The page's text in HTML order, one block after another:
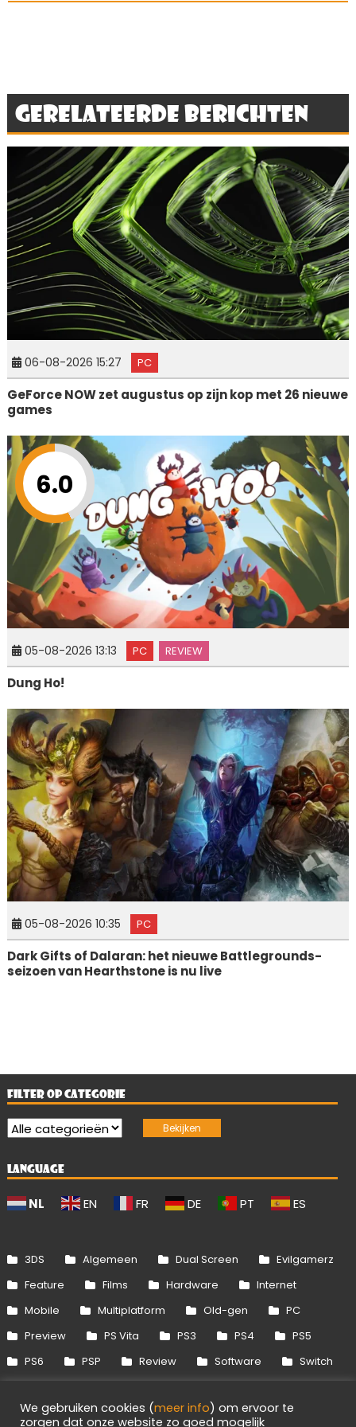
Gerelateerde berichten
06-08-2026 15:27 PC
GeForce NOW zet augustus op zijn kop met 26 nieuwe
games
6.0
05-08-2026 13:13 PC REVIEW
Dung Ho!
05-08-2026 10:35 PC
Dark Gifts of Dalaran: het nieuwe Battlegrounds-
seizoen van Hearthstone is nu live
FILTER OP CATEGORIE
LANGUAGE
NL EN FR DE PT ES
3DS Algemeen Dual Screen
Evilgamerz
Feature
Films Hardware
Internet
Mobile
Multiplatform Old-gen
PC
Preview
PS Vita PS3 PS4
PS5
PS6
PSP Review Software
Switch
Xbox 360
Xbox One Xbox Series
We gebruiken cookies (meer info) om ervoor te
zorgen dat onze website zo goed mogelijk